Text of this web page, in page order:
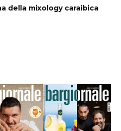
della mixology caraibica